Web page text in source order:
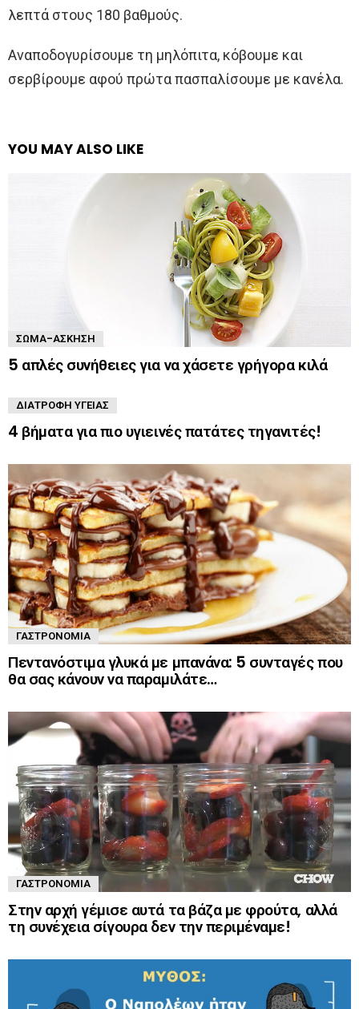
λεπτά στους 180 βαθμούς.
Αναποδογυρίσουμε τη μηλόπιτα, κόβουμε και
σερβίρουμε αφού πρώτα πασπαλίσουμε με κανέλα.
YOU MAY ALSO LIKE
ΣΏΜΑ-ΆΣΚΗΣΗ
5 απλές συνήθειες για να χάσετε γρήγορα κιλά
ΔΙΑΤΡΟΦΉ ΥΓΕΊΑΣ
4 βήματα για πιο υγιεινές πατάτες τηγανιτές!
ΓΑΣΤΡΟΝΟΜΊΑ
Πεντανόστιμα γλυκά με μπανάνα: 5 συνταγές που
θα σας κάνουν να παραμιλάτε…
ΓΑΣΤΡΟΝΟΜΊΑ
Στην αρχή γέμισε αυτά τα βάζα με φρούτα, αλλά
τη συνέχεια σίγουρα δεν την περιμέναμε!